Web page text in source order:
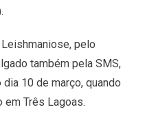
pelo
também pela SMS,
10 de março, quando
em Três Lagoas.